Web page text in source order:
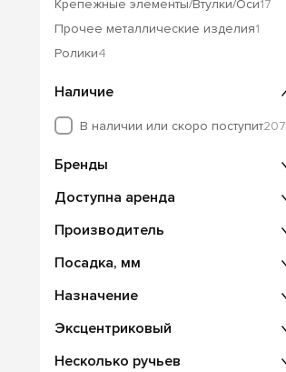
Крепежные элементы/Втулки/Оси17
Прочее металлические изделия1
Ролики4
Наличие
В наличии или скоро поступит207
Бренды
Доступна аренда
Производитель
Посадка, мм
Назначение
Эксцентриковый
Несколько ручьев